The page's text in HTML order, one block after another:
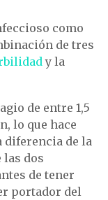
como
de tres
y la
de entre 1,5
lo que hace
diferencia de la
las dos
de tener
portador del